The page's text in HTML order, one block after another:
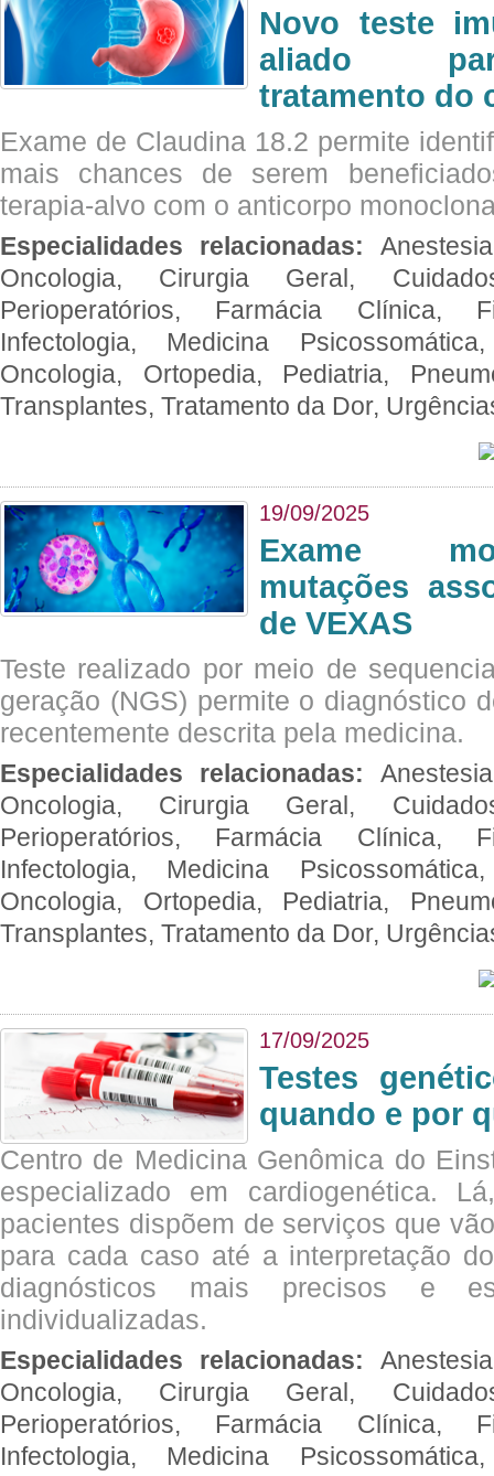
Novo teste
aliado
tratamento do
Exame de Claudina 18.2 permite
mais chances de serem
terapia-alvo com o anticorpo
Especialidades relacionadas:
Oncologia, Cirurgia Geral,
Perioperatórios, Farmácia Clínica,
Infectologia, Medicina
Oncologia, Ortopedia, Pediatria,
Transplantes, Tratamento da Dor,
19/09/2025
Exame
mutações
de VEXAS
Teste realizado por meio de
geração (NGS) permite o diagnóstico
recentemente descrita pela medicina.
Especialidades relacionadas:
Oncologia, Cirurgia Geral,
Perioperatórios, Farmácia Clínica,
Infectologia, Medicina
Oncologia, Ortopedia, Pediatria,
Transplantes, Tratamento da Dor,
17/09/2025
Testes
quando e por
Centro de Medicina Genômica do
especializado em cardiogenética.
pacientes dispõem de serviços que
para cada caso até a interpretação
diagnósticos mais precisos e
individualizadas.
Especialidades relacionadas:
Oncologia, Cirurgia Geral,
Perioperatórios, Farmácia Clínica,
Infectologia, Medicina